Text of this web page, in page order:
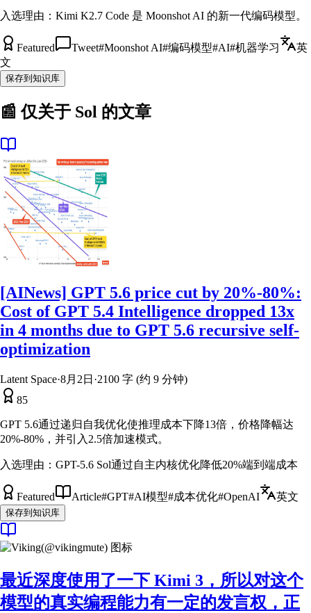
入选理由： Kimi K2.7 Code 是 Moonshot AI 的新一代编码模型。
Featured Tweet#Moonshot AI#编码模型#AI#机器学习
英
文
保存到知识库
📰 仅关于 Sol 的文章
[AINews] GPT 5.6 price cut by 20%-80%:
Cost of GPT 5.4 Intelligence dropped 13x
in 4 months due to GPT 5.6 recursive self-
optimization
Latent Space·8月2日 ·2100 字 (约 9 分钟)
85
GPT 5.6通过递归自我优化使推理成本下降13倍，价格降幅达
20%-80%，并引入2.5倍加速模式。
入选理由： GPT-5.6 Sol通过自主内核优化降低20%端到端成本
Featured Article#GPT#AI模型#成本优化#OpenAI 英文
保存到知识库
最近深度使用了一下 Kimi 3，所以对这个
模型的真实编程能力有一定的发言权，正